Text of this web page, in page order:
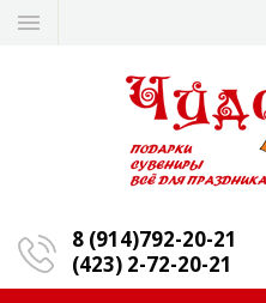
8 (914)792-20-21
(423) 2-72-20-21